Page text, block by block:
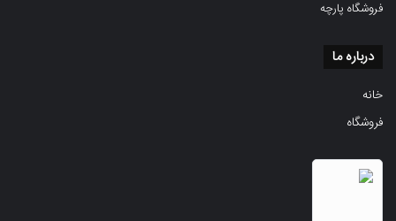
فروشگاه پارچه
درباره ما
خانه
فروشگاه